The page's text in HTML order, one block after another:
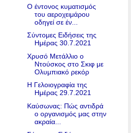
Ο έντονος κυματισμός
του αεροχειμάρου
οδηγεί σε έν...
Σύντομες Ειδήσεις της
Ημέρας 30.7.2021
Χρυσό Μετάλλιο ο
Ντούσκος στο Σκιφ με
Ολυμπιακό ρεκόρ
Η Γελοιογραφία της
Ημέρας 29.7.2021
Καύσωνας: Πώς αντιδρά
ο οργανισμός μας στην
ακραία...